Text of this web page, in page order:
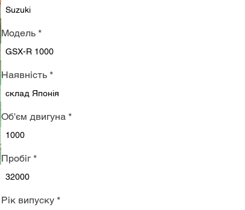
Suzuki
Модель *
GSX-R 1000
Наявність *
склад Японія
Об'єм двигуна *
1000
Пробіг *
32000
Рік випуску *